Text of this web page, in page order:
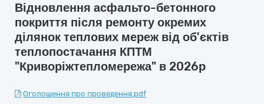
Відновлення асфальто-бетонного
покриття після ремонту окремих
ділянок теплових мереж від об'єктів
теплопостачання КПТМ
"Криворіжтепломережа" в 2026р
Оголошення про проведення.pdf